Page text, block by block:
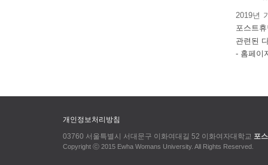
2019년
포스트
관련된
- 홈페이
개인정보처리방침
03760 서울특별시 서대문구 이화여대길 52 이화여자대학교 포
Copyright ⓒ 2015 Ewha Womans University. All Rights Reserved.